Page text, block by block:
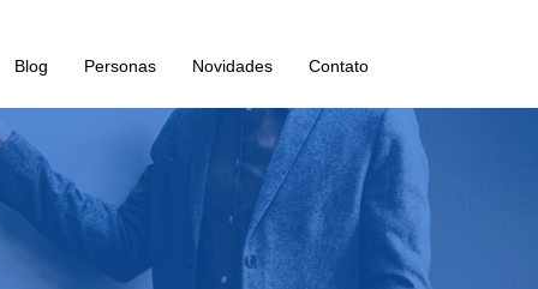
Blog Personas Novidades Contato